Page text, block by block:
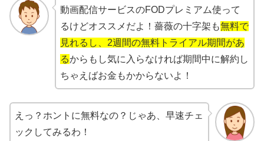
動画配信サービスのFODプレミアム使って
るけどオススメだよ！薔薇の十字架も無料で
見れるし、2週間の無料トライアル期間があ
るからもし気に入らなければ期間中に解約し
ちゃえばお金もかからないよ！
えっ？ホントに無料なの？じゃあ、早速チェ
ックしてみるわ！